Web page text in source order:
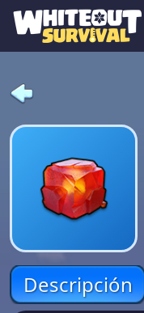
Descripción